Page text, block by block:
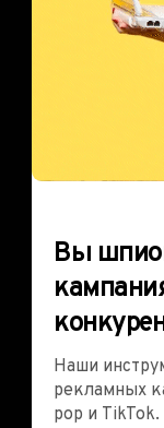
Вы
Наши
рекламных
pop и TikTok.